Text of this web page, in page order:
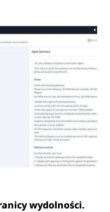
wydolności.